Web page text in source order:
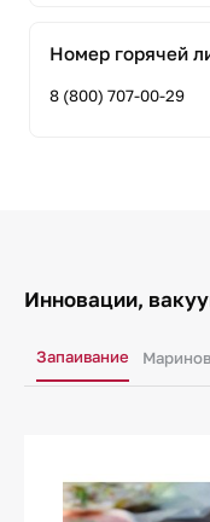
Номер горячей
8 (800) 707-00-29
Инновации,
Запаивание